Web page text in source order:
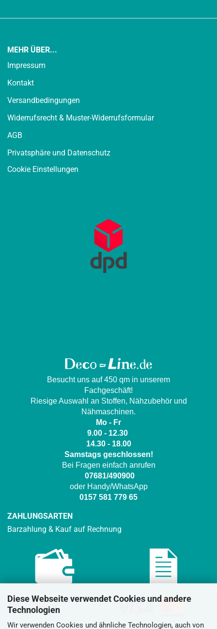
Diese Webseite verwendet Cookies und andere
Technologien
Wir verwenden Cookies und ähnliche Technologien, auch von
MEHR ÜBER...
Impressum
Kontakt
Versandbedingungen
Widerrufsrecht & Muster-Widerrufsformular
AGB
Privatsphäre und Datenschutz
Cookie Einstellungen
Besucht uns auf 450 qm in unserem
Fachgeschäft!
Riesige Auswahl an Stoffen, Nähzubehör und
Nähmaschinen.
Mo - Fr
9.00 - 12.30
14.30 - 18.00
Samstags geschlossen!
Bei Fragen einfach anrufen
07681/490900
oder Handy/WhatsApp
0157 581 779 65
ZAHLUNGSARTEN
Barzahlung & Kauf auf Rechnung